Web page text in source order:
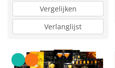
Vergelijken
Verlanglijst